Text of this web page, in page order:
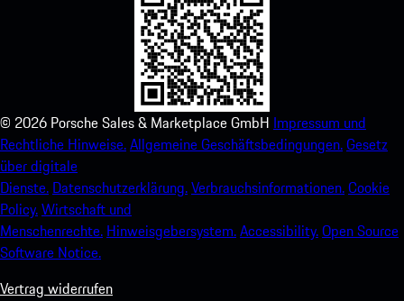
© 2026 Porsche Sales & Marketplace GmbH Impressum und
Rechtliche Hinweise.Allgemeine Geschäftsbedingungen.Gesetz
über digitale
Dienste. Datenschutzerklärung.Verbrauchsinformationen.Cookie
Policy.Wirtschaft und
Menschenrechte. Hinweisgebersystem.Accessibility.Open Source
Software Notice.
Vertrag widerrufen